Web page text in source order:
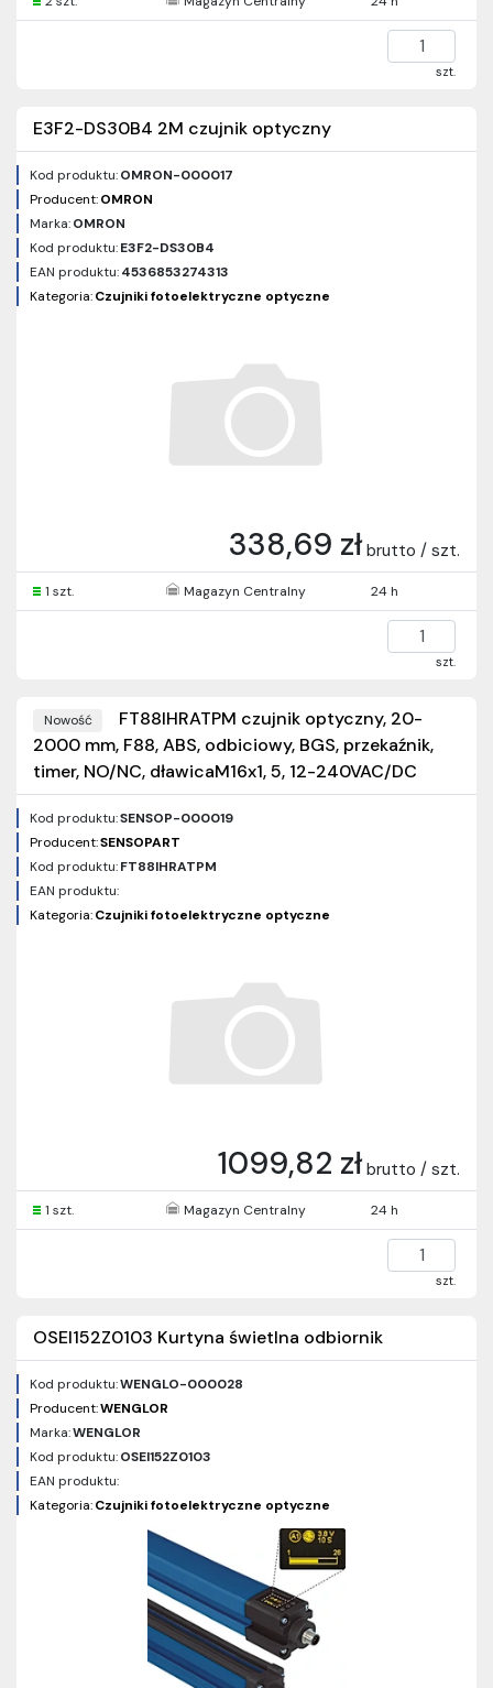
szt.
E3F2-DS30B4 2M czujnik optyczny
Kod produktu:OMRON-000017
Producent:OMRON
Marka:OMRON
Kod produktu:E3F2-DS30B4
EAN produktu:4536853274313
Kategoria:Czujniki fotoelektryczne optyczne
338,69 zł brutto / szt.
1 szt. Magazyn Centralny 24 h
szt.
Nowość
FT88IHRATPM czujnik optyczny, 20-
2000 mm, F88, ABS, odbiciowy, BGS, przekaźnik,
timer, NO/NC, dławicaM16x1, 5, 12-240VAC/DC
Kod produktu:SENSOP-000019
Producent:SENSOPART
Kod produktu:FT88IHRATPM
EAN produktu:
Kategoria:Czujniki fotoelektryczne optyczne
1099,82 zł brutto / szt.
1 szt. Magazyn Centralny 24 h
szt.
OSEI152Z0103 Kurtyna świetlna odbiornik
Kod produktu:WENGLO-000028
Producent:WENGLOR
Marka:WENGLOR
Kod produktu:OSEI152Z0103
EAN produktu:
Kategoria:Czujniki fotoelektryczne optyczne